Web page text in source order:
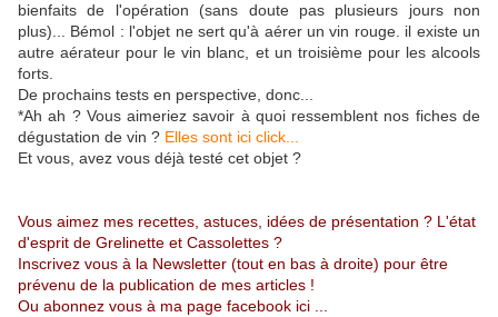
bienfaits de l'opération (sans doute pas plusieurs jours non
plus)... Bémol : l'objet ne sert qu'à aérer un vin rouge. il existe un
autre aérateur pour le vin blanc, et un troisième pour les alcools
forts.
De prochains tests en perspective, donc...
*Ah ah ? Vous aimeriez savoir à quoi ressemblent nos fiches de
dégustation de vin ? Elles sont ici click...
Et vous, avez vous déjà testé cet objet ?
Vous aimez mes recettes, astuces, idées de présentation ? L'état
d'esprit de Grelinette et Cassolettes ?
Inscrivez vous à la Newsletter (tout en bas à droite) pour être
prévenu de la publication de mes articles !
Ou abonnez vous à ma page facebook ici